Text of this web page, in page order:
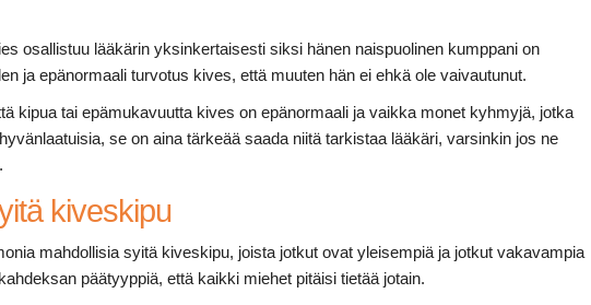
osallistuu lääkärin yksinkertaisesti siksi hänen naispuolinen kumppani on
ja epänormaali turvotus kives, että muuten hän ei ehkä ole vaivautunut.
kipua tai epämukavuutta kives on epänormaali ja vaikka monet kyhmyjä, jotka
se on aina tärkeää saada niitä tarkistaa lääkäri, varsinkin jos ne
kiveskipu
mahdollisia syitä kiveskipu, joista jotkut ovat yleisempiä ja jotkut vakavampia
päätyyppiä, että kaikki miehet pitäisi tietää jotain.